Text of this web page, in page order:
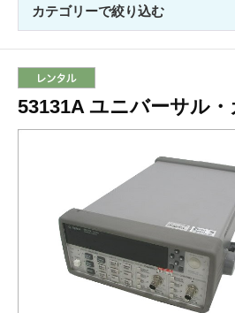
カテゴリーで絞り込む
53131A ユニバーサル・